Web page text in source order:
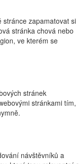
stránce zapamatovat si
stránka chová nebo
ve kterém se
stránek
stránkami tím,
návštěvníků a